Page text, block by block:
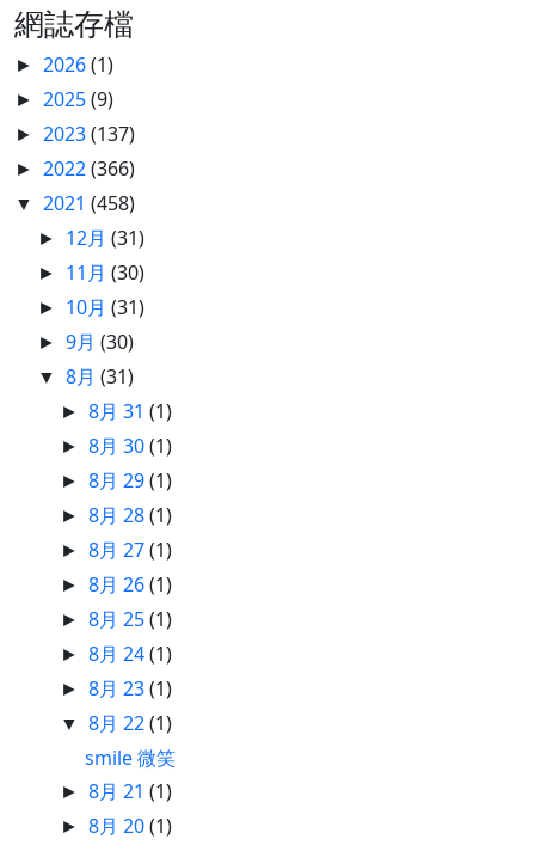
網誌存檔
► 2026(1)
► 2025(9)
► 2023(137)
► 2022(366)
▼ 2021 (458)
► 12月(31)
► 11月(30)
► 10月(31)
►9月(30)
▼8月(31)
►8月 31(1)
►8月 30(1)
►8月 29(1)
►8月 28(1)
►8月 27(1)
►8月 26(1)
►8月 25(1)
►8月 24(1)
►8月 23(1)
▼8月 22(1)
smile 微笑
►8月 21(1)
►8月 20(1)